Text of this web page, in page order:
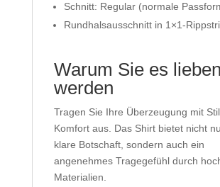
Schnitt: Regular (normale
Rundhalsausschnitt in 1×1-
Warum Sie es lieben
werden
Tragen Sie Ihre Überzeugung mit
Komfort aus. Das Shirt bietet nicht
klare Botschaft, sondern auch ein
angenehmes Tragegefühl durch
Materialien.